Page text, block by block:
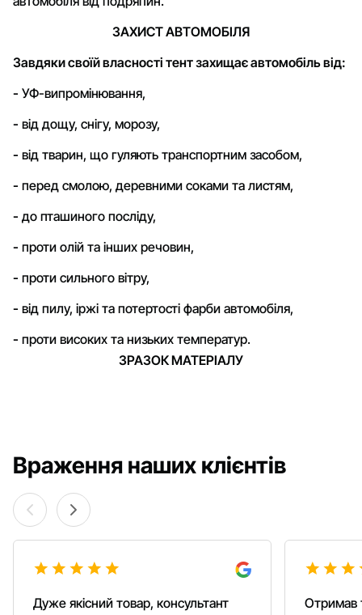
ЗАХИСТ АВТОМОБІЛЯ
Завдяки своїй власності тент захищає автомобіль від:
- УФ-випромінювання,
- від дощу, снігу, морозу,
- від тварин, що гуляють транспортним засобом,
- перед смолою, деревними соками та листям,
- до пташиного посліду,
- проти олій та інших речовин,
- проти сильного вітру,
- від пилу, іржі та потертості фарби автомобіля,
- проти високих та низьких температур.
ЗРАЗОК МАТЕРІАЛУ
Враження наших клієнтів
Дуже якісний товар, консультант
Отримав